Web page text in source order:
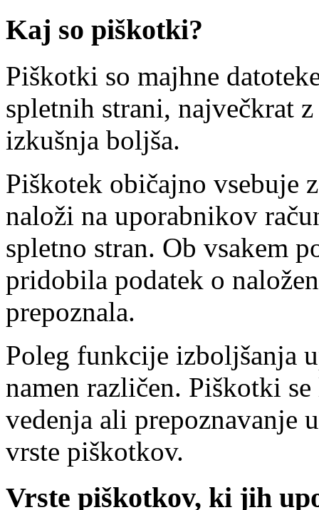
Kaj so piškotki?
Piškotki so majhne
spletnih strani, največkrat
izkušnja boljša.
Piškotek običajno vsebuje
naloži na uporabnikov
spletno stran. Ob vsakem
pridobila podatek o
prepoznala.
Poleg funkcije izboljšanja
namen različen. Piškotki
vedenja ali prepoznavanje
vrste piškotkov.
Vrste piškotkov, ki jih